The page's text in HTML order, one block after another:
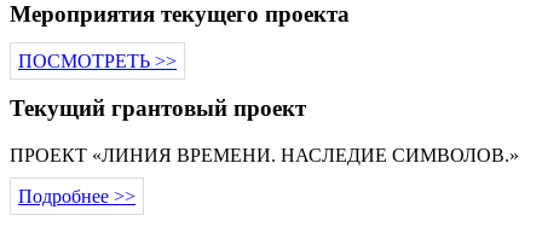
Мероприятия текущего проекта
ПОСМОТРЕТЬ >>
Текущий грантовый проект
ПРОЕКТ «ЛИНИЯ ВРЕМЕНИ. НАСЛЕДИЕ СИМВОЛОВ.»
Подробнее >>